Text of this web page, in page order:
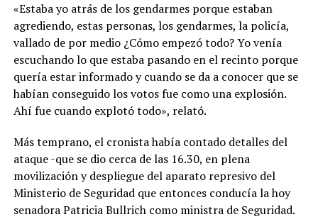
«Estaba yo atrás de los gendarmes porque estaban
agrediendo, estas personas, los gendarmes, la policía,
vallado de por medio ¿Cómo empezó todo? Yo venía
escuchando lo que estaba pasando en el recinto porque
quería estar informado y cuando se da a conocer que se
habían conseguido los votos fue como una explosión.
Ahí fue cuando explotó todo», relató.
Más temprano, el cronista había contado detalles del
ataque -que se dio cerca de las 16.30, en plena
movilización y despliegue del aparato represivo del
Ministerio de Seguridad que entonces conducía la hoy
senadora Patricia Bullrich como ministra de Seguridad.